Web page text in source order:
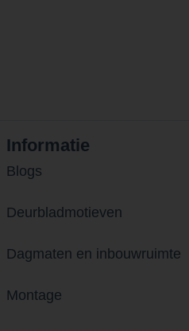
Informatie
Blogs
Deurbladmotieven
Dagmaten en inbouwruimte
Montage